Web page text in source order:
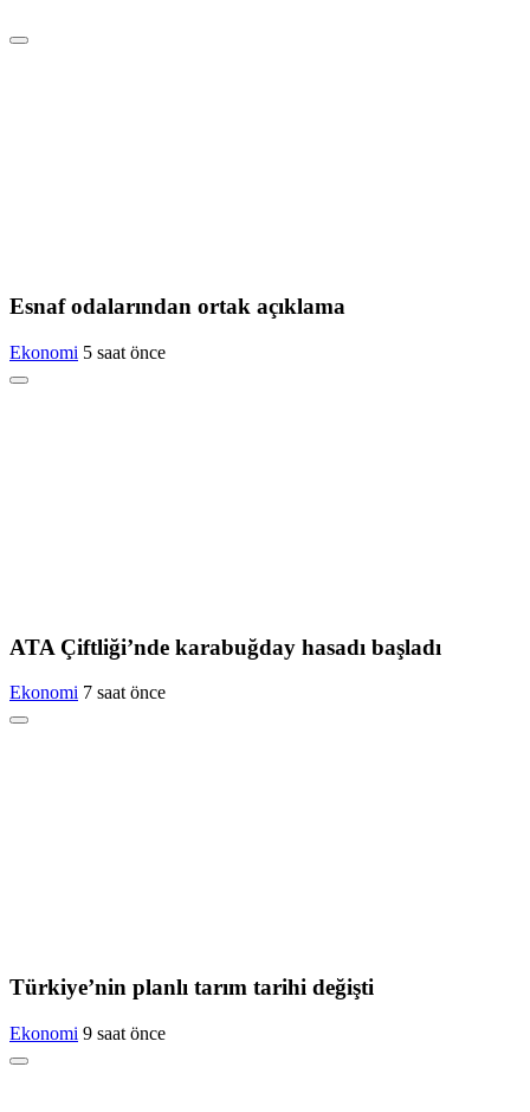
Esnaf odalarından ortak açıklama
Ekonomi 5 saat önce
ATA Çiftliği’nde karabuğday hasadı başladı
Ekonomi 7 saat önce
Türkiye’nin planlı tarım tarihi değişti
Ekonomi 9 saat önce